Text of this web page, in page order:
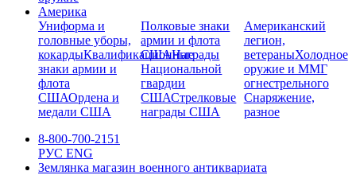
Америка
Униформа и
головные уборы,
кокардыКвалификационные
знаки армии и
флота
СШАОрдена и
медали США
Полковые знаки
армии и флота
СШАНаграды
Национальной
гвардии
СШАСтрелковые
награды США
Американский
легион,
ветераныХолодное
оружие и ММГ
огнестрельного
Снаряжение,
разное
8-800-700-2151
РУС ENG
Землянка магазин военного антиквариата